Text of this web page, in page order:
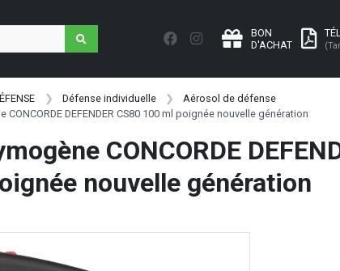
BON
D'ACHAT
Défense individuelle
Aérosol de défense
CONCORDE DEFENDER CS80 100 ml poignée nouvelle génération
CONCORDE
nouvelle génération